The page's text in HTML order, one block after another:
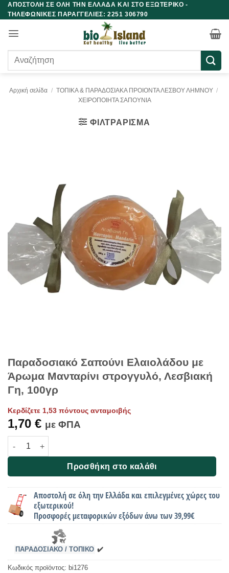
Μετάβαση
στο
περιεχόμενο
ΑΠΟΣΤΟΛΗ ΣΕ ΟΛΗ ΤΗΝ ΕΛΛΑΔΑ ΚΑΙ ΣΤΟ ΕΞΩΤΕΡΙΚΟ -
ΤΗΛΕΦΩΝΙΚΕΣ ΠΑΡΑΓΓΕΛΙΕΣ: 2251 306790
Αναζήτηση
Αρχική σελίδα / ΤΟΠΙΚΑ & ΠΑΡΑΔΟΣΙΑΚΑ ΠΡΟΙΟΝΤΑ ΛΕΣΒΟΥ ΛΗΜΝΟΥ /
ΧΕΙΡΟΠΟΙΗΤΑ ΣΑΠΟΥΝΙΑ
ΦΙΛΤΡΆΡΙΣΜΑ
Παραδοσιακό Σαπούνι Ελαιολάδου με
Άρωμα Μανταρίνι στρογγυλό, Λεσβιακή
Γη, 100γρ
Κερδίζετε 1,53 πόντους ανταμοιβής
1,70 € με ΦΠΑ
Παραδοσιακό Σαπούνι Ελαιολάδου με Άρωμα Μανταρίνι
Προσθήκη στο καλάθι
Αποστολή σε όλη την Ελλάδα και επιλεγμένες χώρες του
εξωτερικού!
Προσφορές μεταφορικών εξόδων άνω των 39,99€
ΠΑΡΑΔΟΣΙΑΚΟ / ΤΟΠΙΚΟ ✔️
Κωδικός προϊόντος: bi1276